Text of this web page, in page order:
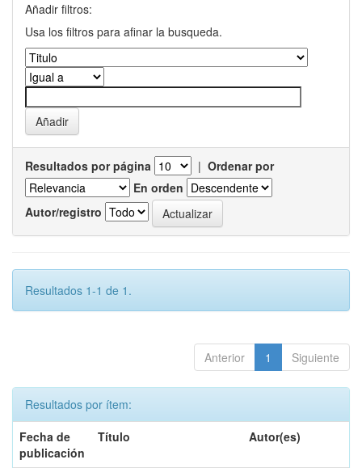
Añadir filtros:
Usa los filtros para afinar la busqueda.
Resultados por página | Ordenar por
En orden
Autor/registro
Resultados 1-1 de 1.
Anterior 1 Siguiente
Resultados por ítem:
Fecha de
publicación
Título Autor(es)